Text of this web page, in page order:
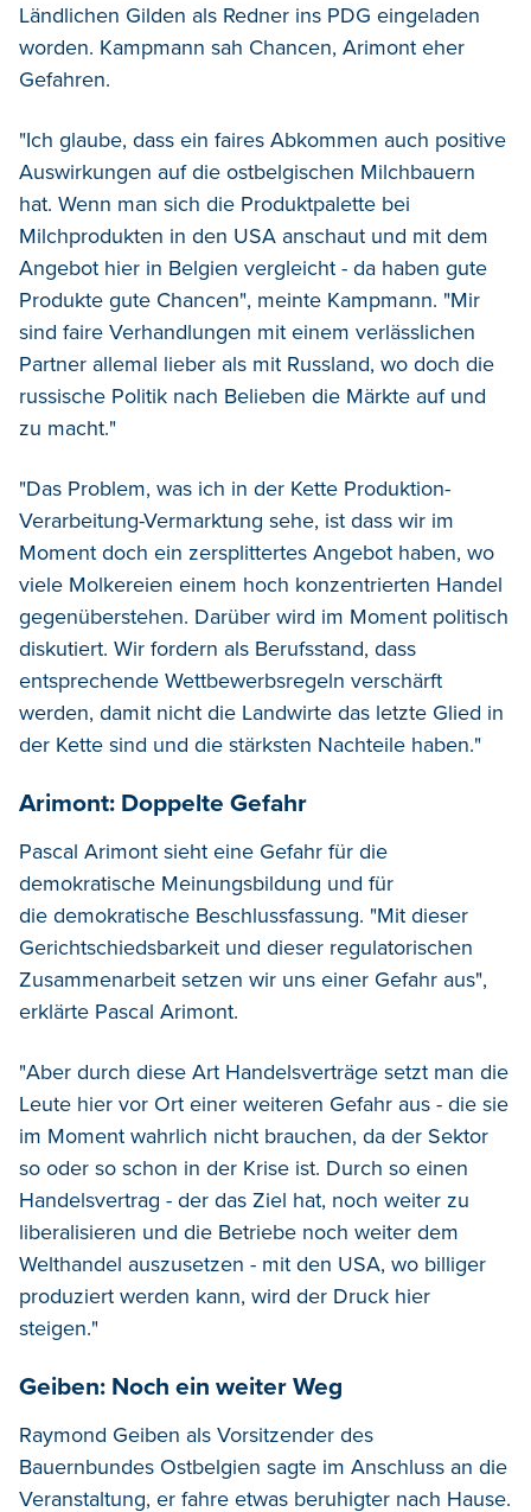
Ländlichen Gilden als Redner ins PDG eingeladen
worden. Kampmann sah Chancen, Arimont eher
Gefahren.
"Ich glaube, dass ein faires Abkommen auch positive
Auswirkungen auf die ostbelgischen Milchbauern
hat. Wenn man sich die Produktpalette bei
Milchprodukten in den USA anschaut und mit dem
Angebot hier in Belgien vergleicht - da haben gute
Produkte gute Chancen", meinte Kampmann. "Mir
sind faire Verhandlungen mit einem verlässlichen
Partner allemal lieber als mit Russland, wo doch die
russische Politik nach Belieben die Märkte auf und
zu macht."
"Das Problem, was ich in der Kette Produktion-
Verarbeitung-Vermarktung sehe, ist dass wir im
Moment doch ein zersplittertes Angebot haben, wo
viele Molkereien einem hoch konzentrierten Handel
gegenüberstehen. Darüber wird im Moment politisch
diskutiert. Wir fordern als Berufsstand, dass
entsprechende Wettbewerbsregeln verschärft
werden, damit nicht die Landwirte das letzte Glied in
der Kette sind und die stärksten Nachteile haben."
Arimont: Doppelte Gefahr
Pascal Arimont sieht eine Gefahr für die
demokratische Meinungsbildung und für
die demokratische Beschlussfassung. "Mit dieser
Gerichtschiedsbarkeit und dieser regulatorischen
Zusammenarbeit setzen wir uns einer Gefahr aus",
erklärte Pascal Arimont.
"Aber durch diese Art Handelsverträge setzt man die
Leute hier vor Ort einer weiteren Gefahr aus - die sie
im Moment wahrlich nicht brauchen, da der Sektor
so oder so schon in der Krise ist. Durch so einen
Handelsvertrag - der das Ziel hat, noch weiter zu
liberalisieren und die Betriebe noch weiter dem
Welthandel auszusetzen - mit den USA, wo billiger
produziert werden kann, wird der Druck hier
steigen."
Geiben: Noch ein weiter Weg
Raymond Geiben als Vorsitzender des
Bauernbundes Ostbelgien sagte im Anschluss an die
Veranstaltung, er fahre etwas beruhigter nach Hause.